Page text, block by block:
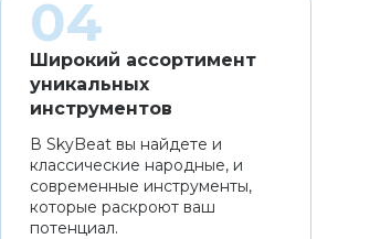
Широкий ассортимент
уникальных
инструментов
В SkyBeat вы найдете и
классические народные, и
современные инструменты,
которые раскроют ваш
потенциал.